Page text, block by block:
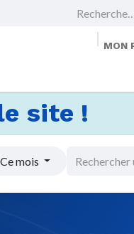
MON
site !
Ce mois